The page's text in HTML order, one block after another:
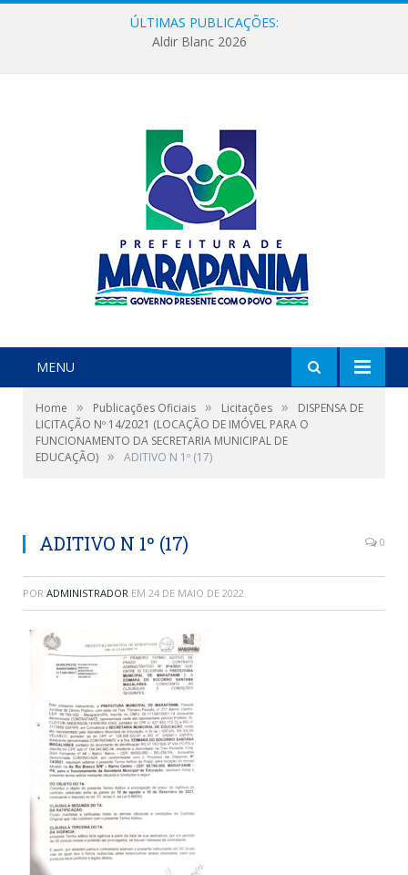
ÚLTIMAS PUBLICAÇÕES:
Aldir Blanc 2026
MENU
Home » Publicações Oficiais » Licitações »
DISPENSA DE
LICITAÇÃO Nº 14/2021 (LOCAÇÃO DE IMÓVEL PARA O
FUNCIONAMENTO DA SECRETARIA MUNICIPAL DE
EDUCAÇÃO) » ADITIVO N 1º (17)
ADITIVO N 1º (17) 0
POR ADMINISTRADOR EM 24 DE MAIO DE 2022